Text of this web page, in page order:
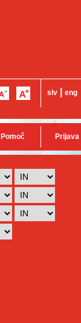
slv eng
Pomoč Prijava